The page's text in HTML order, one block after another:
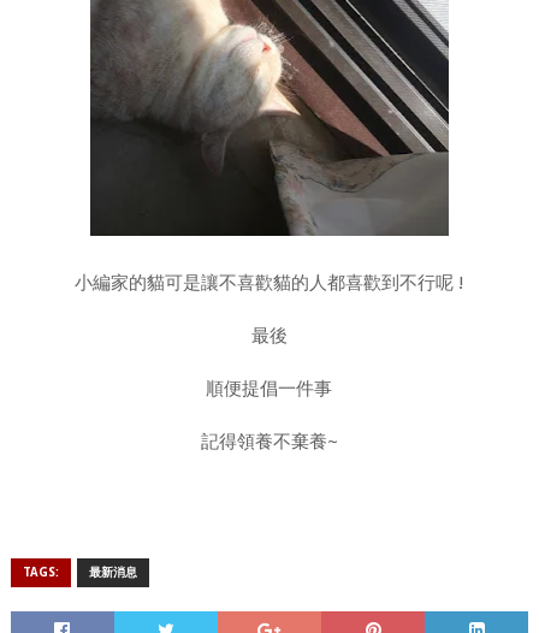
小編家的貓可是讓不喜歡貓的人都喜歡到不行呢 !
最後
順便提倡一件事
記得領養不棄養~
TAGS: 最新消息